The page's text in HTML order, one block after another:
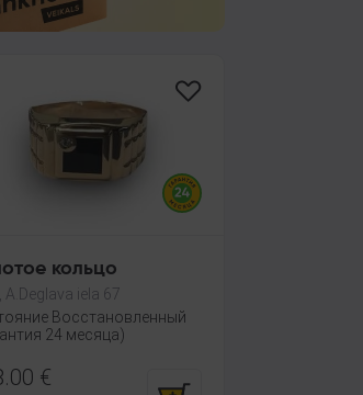
кольцо
A.Deglava iela 67
Восстановленный
24 месяца)
€